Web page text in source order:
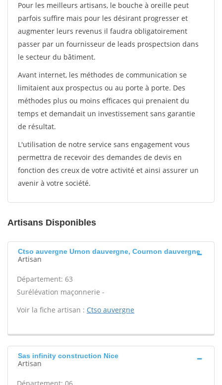
Pour les meilleurs artisans, le bouche à oreille peut
parfois suffire mais pour les désirant progresser et
augmenter leurs revenus il faudra obligatoirement
passer par un fournisseur de leads prospectsion dans
le secteur du bâtiment.
Avant internet, les méthodes de communication se
limitaient aux prospectus ou au porte à porte. Des
méthodes plus ou moins efficaces qui prenaient du
temps et demandait un investissement sans garantie
de résultat.
L'utilisation de notre service sans engagement vous
permettra de recevoir des demandes de devis en
fonction des creux de votre activité et ainsi assurer un
avenir à votre société.
Artisans Disponibles
Ctso auvergne Urnon dauvergne, Cournon dauvergne
Artisan
Département: 63
Surélévation maçonnerie -
Voir la fiche artisan : Ctso auvergne
Sas infinity construction Nice
Artisan